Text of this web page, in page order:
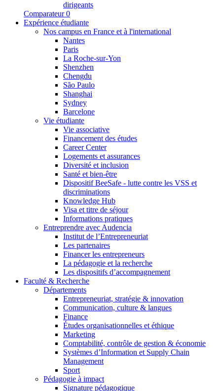
dirigeants
Comparateur 0
Expérience étudiante
Nos campus en France et à l'international
Nantes
Paris
La Roche-sur-Yon
Shenzhen
Chengdu
São Paulo
Shanghai
Sydney
Barcelone
Vie étudiante
Vie associative
Financement des études
Career Center
Logements et assurances
Diversité et inclusion
Santé et bien-être
Dispositif BeeSafe - lutte contre les VSS et
discriminations
Knowledge Hub
Visa et titre de séjour
Informations pratiques
Entreprendre avec Audencia
Institut de l’Entrepreneuriat
Les partenaires
Financer les entrepreneurs
La pédagogie et la recherche
Les dispositifs d’accompagnement
Faculté & Recherche
Départements
Entrepreneuriat, stratégie & innovation
Communication, culture & langues
Finance
Études organisationnelles et éthique
Marketing
Comptabilité, contrôle de gestion & économie
Systèmes d’Information et Supply Chain
Management
Sport
Pédagogie à impact
Signature pédagogique